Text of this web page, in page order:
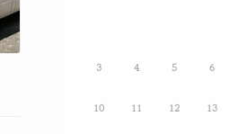
3 4 5 6
10 11 12 13